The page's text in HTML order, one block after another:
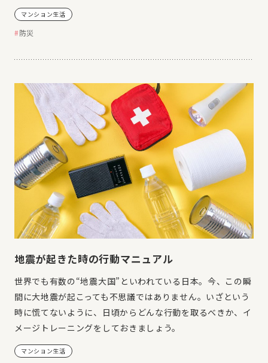
マンション生活
防災
地震が起きた時の行動マニュアル
世界でも有数の“地震大国”といわれている日本。今、この瞬
間に大地震が起こっても不思議ではありません。いざという
時に慌てないように、日頃からどんな行動を取るべきか、イ
メージトレーニングをしておきましょう。
マンション生活